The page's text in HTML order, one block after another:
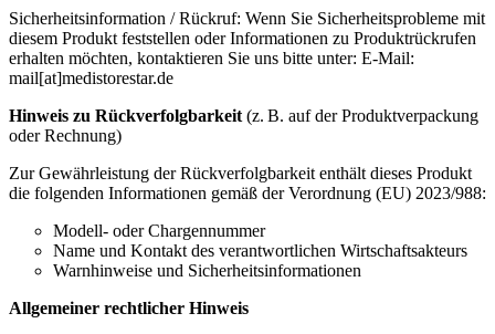
Sicherheitsinformation / Rückruf: Wenn Sie Sicherheitsprobleme mit
diesem Produkt feststellen oder Informationen zu Produktrückrufen
erhalten möchten, kontaktieren Sie uns bitte unter: E-Mail:
mail[at]medistorestar.de
Hinweis zu Rückverfolgbarkeit (z. B. auf der Produktverpackung
oder Rechnung)
Zur Gewährleistung der Rückverfolgbarkeit enthält dieses Produkt
die folgenden Informationen gemäß der Verordnung (EU) 2023/988:
Modell- oder Chargennummer
Name und Kontakt des verantwortlichen Wirtschaftsakteurs
Warnhinweise und Sicherheitsinformationen
Allgemeiner rechtlicher Hinweis